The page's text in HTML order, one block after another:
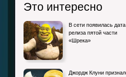
Это интересно
В сети появилась дата
релиза пятой части
«Шрека»
Джордж Клуни